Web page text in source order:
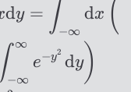
dy = ∫−∞
dx (
∫−∞
∞
e−y2 dy)